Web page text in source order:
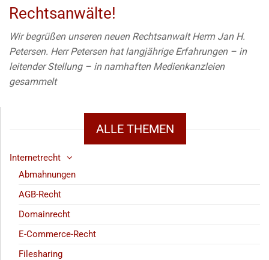
Rechtsanwälte!
Wir begrüßen unseren neuen Rechtsanwalt Herrn Jan H.
Petersen. Herr Petersen hat langjährige Erfahrungen – in
leitender Stellung – in namhaften Medienkanzleien
gesammelt
ALLE THEMEN
Internetrecht
Abmahnungen
AGB-Recht
Domainrecht
E-Commerce-Recht
Filesharing